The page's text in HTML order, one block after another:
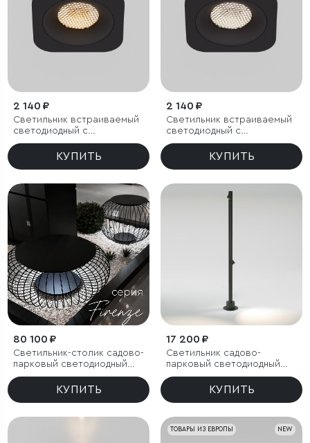
2 140 ₽
Светильник встраиваемый
светодиодный с
антибликовой решеткой
Tetro 10W 3000K черный
КУПИТЬ
2 140 ₽
Светильник встраиваемый
светодиодный с
антибликовой решеткой
Tetro 10W 4000K черный
КУПИТЬ
80 100 ₽
Светильник-столик садово-
парковый светодиодный
Firenze черный
КУПИТЬ
17 200 ₽
Светильник садово-
парковый светодиодный
поворотный Rone черный
КУПИТЬ
NEW
ТОВАРЫ ИЗ ЕВРОПЫ